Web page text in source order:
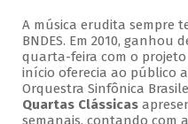
A música erudita sempre
BNDES. Em 2010,
quarta-feira com o projeto
início oferecia ao público
Orquestra Sinfônica
Quartas Clássicas